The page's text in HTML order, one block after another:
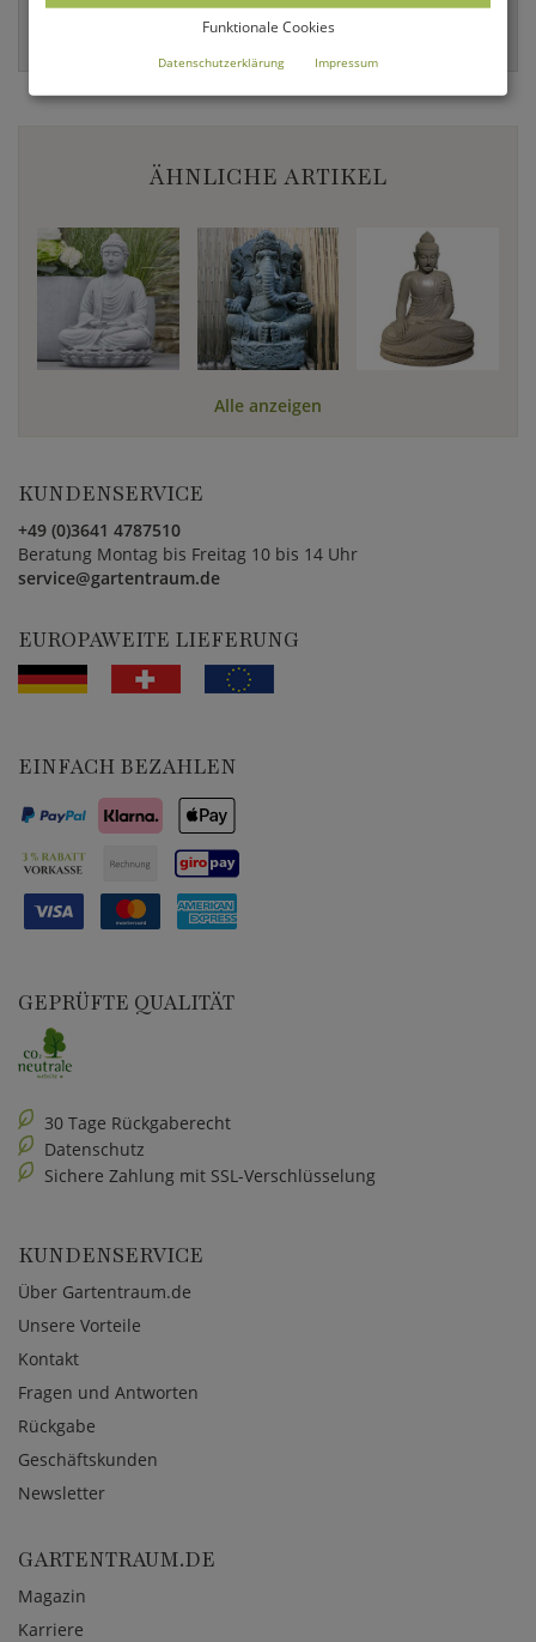
ÄHNLICHE ARTIKEL
Alle anzeigen
KUNDENSERVICE
+49 (0)3641 4787510
Beratung Montag bis Freitag 10 bis 14 Uhr
service@gartentraum.de
EUROPAWEITE LIEFERUNG
EINFACH BEZAHLEN
GEPRÜFTE QUALITÄT
30 Tage Rückgaberecht
Datenschutz
Sichere Zahlung mit SSL-Verschlüsselung
KUNDENSERVICE
Über Gartentraum.de
Unsere Vorteile
Kontakt
Fragen und Antworten
Rückgabe
Geschäftskunden
Newsletter
GARTENTRAUM.DE
Magazin
Karriere
Funktionale Cookies
Datenschutzerklärung Impressum